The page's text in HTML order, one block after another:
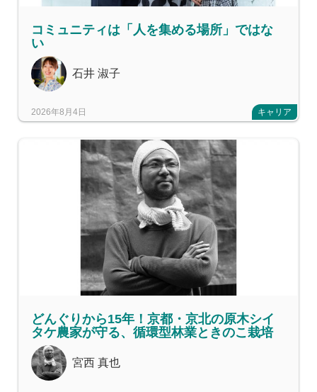
コミュニティは「人を集める場所」ではな
い
石井 淑子
2026年8月4日 キャリア
どんぐりから15年！京都・京北の原木シイ
タケ農家が守る、循環型林業ときのこ栽培
宮西 真也